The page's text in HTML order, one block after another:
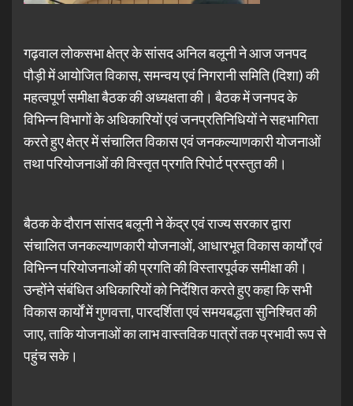
गढ़वाल लोकसभा क्षेत्र के सांसद अनिल बलूनी ने आज जनपद
पौड़ी में आयोजित विकास, समन्वय एवं निगरानी समिति (दिशा) की
महत्वपूर्ण समीक्षा बैठक की अध्यक्षता की। बैठक में जनपद के
विभिन्न विभागों के अधिकारियों एवं जनप्रतिनिधियों ने सहभागिता
करते हुए क्षेत्र में संचालित विकास एवं जनकल्याणकारी योजनाओं
तथा परियोजनाओं की विस्तृत प्रगति रिपोर्ट प्रस्तुत की।
बैठक के दौरान सांसद बलूनी ने केंद्र एवं राज्य सरकार द्वारा
संचालित जनकल्याणकारी योजनाओं, आधारभूत विकास कार्यों एवं
विभिन्न परियोजनाओं की प्रगति की विस्तारपूर्वक समीक्षा की।
उन्होंने संबंधित अधिकारियों को निर्देशित करते हुए कहा कि सभी
विकास कार्यों में गुणवत्ता, पारदर्शिता एवं समयबद्धता सुनिश्चित की
जाए, ताकि योजनाओं का लाभ वास्तविक पात्रों तक प्रभावी रूप से
पहुंच सके।